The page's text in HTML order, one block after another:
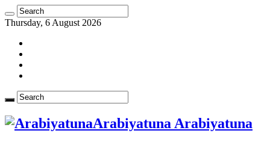
Thursday, 6 August 2026
Arabiyatuna Arabiyatuna